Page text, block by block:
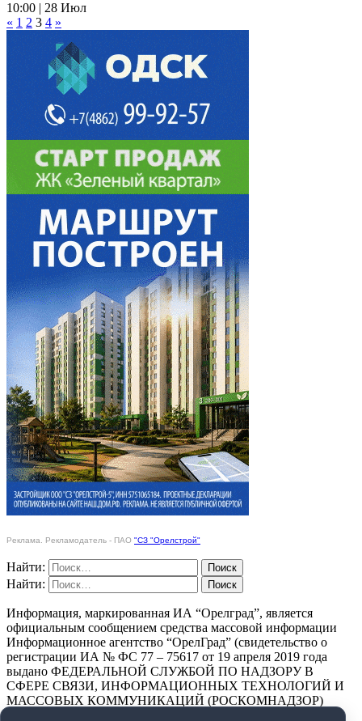
10:00 | 28 Июл
« 1 2 3 4 »
Реклама. Рекламодатель - ПАО "СЗ "Орелстрой"
Найти:
Найти:
Информация, маркированная ИА “Орелград”, является
официальным сообщением средства массовой информации
Информационное агентство “ОрелГрад” (свидетельство о
регистрации ИА № ФС 77 – 75617 от 19 апреля 2019 года
выдано ФЕДЕРАЛЬНОЙ СЛУЖБОЙ ПО НАДЗОРУ В
СФЕРЕ СВЯЗИ, ИНФОРМАЦИОННЫХ ТЕХНОЛОГИЙ И
МАССОВЫХ КОММУНИКАЦИЙ (РОСКОМНАДЗОР)